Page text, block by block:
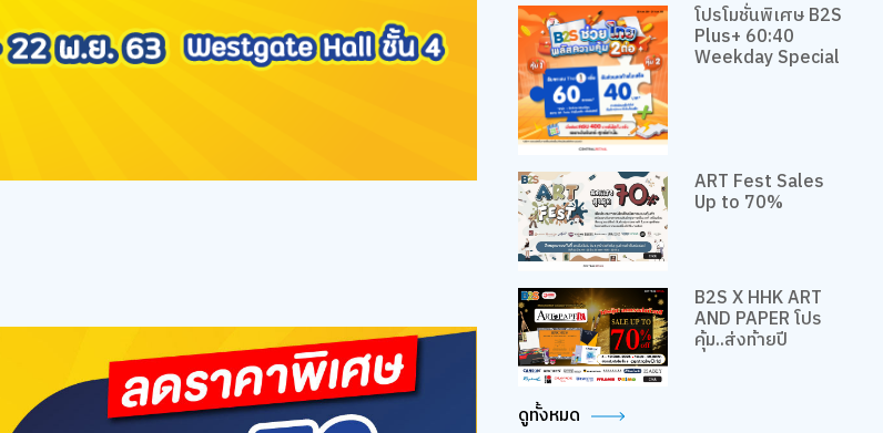
โปรโมชั่นพิเศษ B2S
Plus+ 60:40
Weekday Special
ART Fest Sales
Up to 70%
B2S X HHK ART
AND PAPER โปร
คุ้ม..ส่งท้ายปี
ดูทั้งหมด